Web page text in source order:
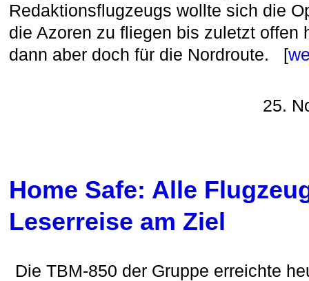
Redaktionsflugzeugs wollte sich die
die Azoren zu fliegen bis zuletzt offen
dann aber doch für die Nordroute. [
25.
Home Safe: Alle
Leserreise am Ziel
Die TBM-850 der Gruppe erreichte